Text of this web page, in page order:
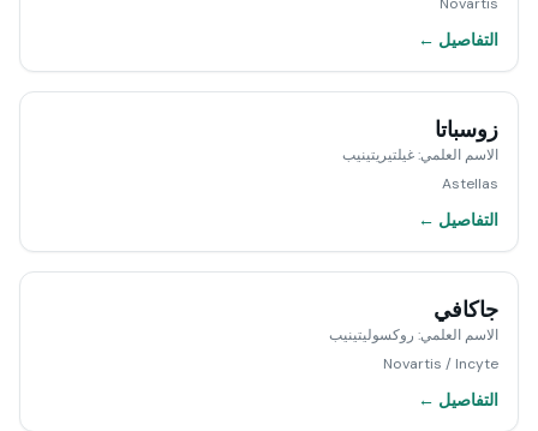
التفاصيل ←
زوسباتا
الاسم العلمي:غيلتيريتينيب
Astellas
التفاصيل ←
جاكافي
الاسم العلمي: روكسوليتينيب
Novartis / Incyte
التفاصيل ←